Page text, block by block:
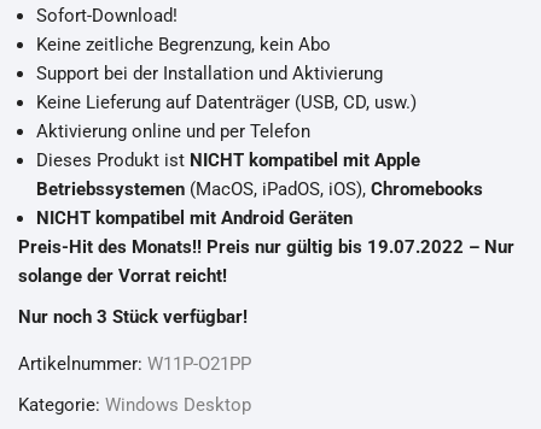
Sofort-Download!
Keine zeitliche Begrenzung, kein Abo
Support bei der Installation und Aktivierung
Keine Lieferung auf Datenträger (USB, CD, usw.)
Aktivierung online und per Telefon
Dieses Produkt ist NICHT kompatibel mit Apple
Betriebssystemen (MacOS, iPadOS, iOS), Chromebooks
NICHT kompatibel mit Android Geräten
Preis-Hit des Monats!! Preis nur gültig bis 19.07.2022 – Nur
solange der Vorrat reicht!
Nur noch 3 Stück verfügbar!
Artikelnummer: W11P-O21PP
Kategorie: Windows Desktop